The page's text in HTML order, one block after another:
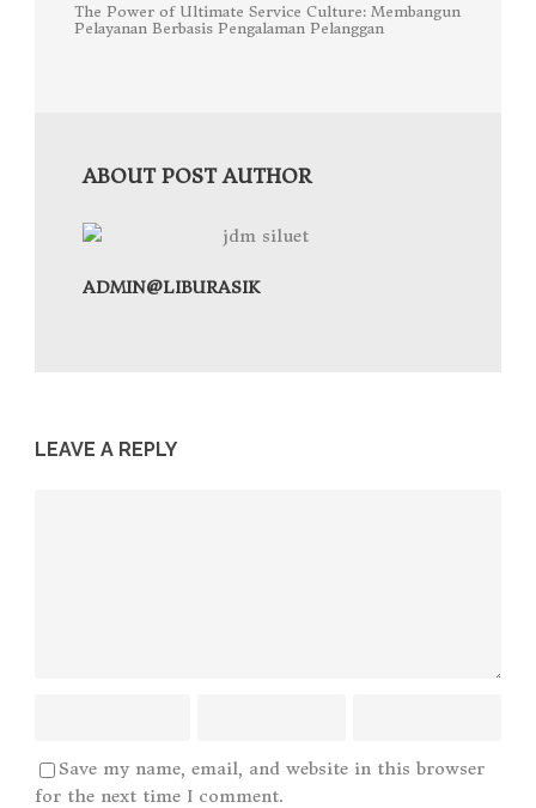
The Power of Ultimate Service Culture: Membangun
Pelayanan Berbasis Pengalaman Pelanggan
ABOUT POST AUTHOR
ADMIN@LIBURASIK
LEAVE A REPLY
Save my name, email, and website in this browser
for the next time I comment.